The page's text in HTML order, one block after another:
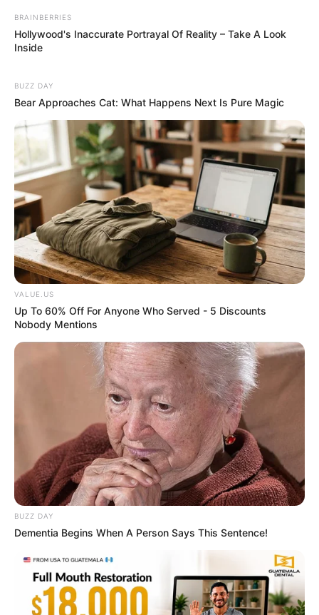
เบอร์โทร คน Keep look เป๊ะทุกมุมดูดี
ทุกองศา คุณล่ะมีเลขคู่นี้ไหม
ดูดวง
วันที่ 1 ส.ค. 2569 วันคล้ายวันสำเร็จ
มรรคผลพระโพธิสัตว์กวนอิม
แจกตาราง สีมงคลตามราศี 2569 ประจำ
เดือนสิงหาคม โดย อ.รักษ์ เลขเด็ด
ดูดวงรายเดือน ดูเพิ่มเติม
BRAINBERRIES
Hollywood's Inaccurate Portrayal Of Reality – Take A Look
Inside
BUZZ DAY
Bear Approaches Cat: What Happens Next Is Pure Magic
VALUE.US
Up To 60% Off For Anyone Who Served - 5 Discounts
Nobody Mentions
BUZZ DAY
Dementia Begins When A Person Says This Sentence!